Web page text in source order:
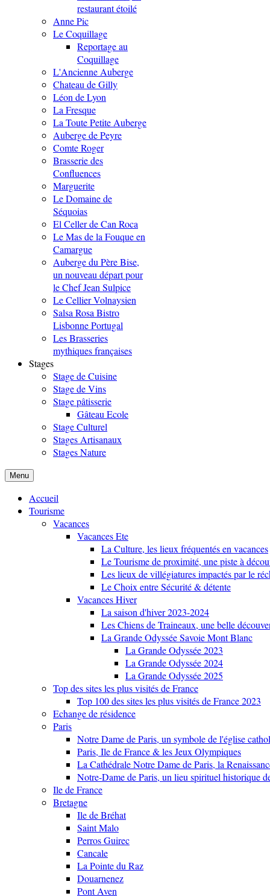
restaurant étoilé
Anne Pic
Le Coquillage
Reportage au
Coquillage
L'Ancienne Auberge
Chateau de Gilly
Léon de Lyon
La Fresque
La Toute Petite Auberge
Auberge de Peyre
Comte Roger
Brasserie des
Confluences
Marguerite
Le Domaine de
Séquoias
El Celler de Can Roca
Le Mas de la Fouque en
Camargue
Auberge du Père Bise,
un nouveau départ pour
le Chef Jean Sulpice
Le Cellier Volnaysien
Salsa Rosa Bistro
Lisbonne Portugal
Les Brasseries
mythiques françaises
Stages
Stage de Cuisine
Stage de Vins
Stage pâtisserie
Gâteau Ecole
Stage Culturel
Stages Artisanaux
Stages Nature
Menu
Accueil
Tourisme
Vacances
Vacances Ete
La Culture, les lieux fréquentés en vacances
Le Tourisme de proximité, une piste à
Les lieux de villégiatures impactés par le
Le Choix entre Sécurité & détente
Vacances Hiver
La saison d'hiver 2023-2024
Les Chiens de Traineaux, une belle
La Grande Odyssée Savoie Mont Blanc
La Grande Odyssée 2023
La Grande Odyssée 2024
La Grande Odyssée 2025
Top des sites les plus visités de France
Top 100 des sites les plus visités de France 2023
Echange de résidence
Paris
Notre Dame de Paris, un symbole de l'église
Paris, Ile de France & les Jeux Olympiques
La Cathédrale Notre Dame de Paris, la
Notre-Dame de Paris, un lieu spirituel historique
Ile de France
Bretagne
Ile de Bréhat
Saint Malo
Perros Guirec
Cancale
La Pointe du Raz
Douarnenez
Pont Aven